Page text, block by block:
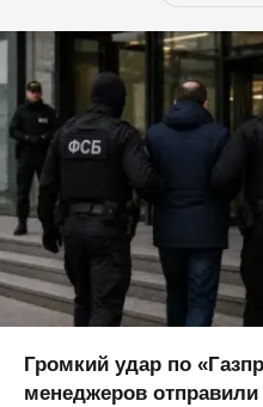
Громкий удар по
менеджеров отправили